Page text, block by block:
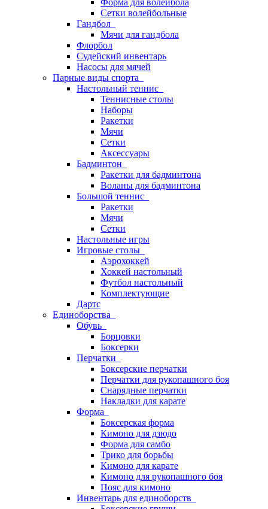
Форма для волейбола
Сетки волейбольные
Гандбол
Мячи для гандбола
Флорбол
Судейский инвентарь
Насосы для мячей
Парные виды спорта
Настольный теннис
Теннисные столы
Наборы
Ракетки
Мячи
Сетки
Аксессуары
Бадминтон
Ракетки для бадминтона
Воланы для бадминтона
Большой теннис
Ракетки
Мячи
Сетки
Настольные игры
Игровые столы
Аэрохоккей
Хоккей настольный
Футбол настольный
Комплектующие
Дартс
Единоборства
Обувь
Борцовки
Боксерки
Перчатки
Боксерские перчатки
Перчатки для рукопашного боя
Снарядные перчатки
Накладки для карате
Форма
Боксерская форма
Кимоно для дзюдо
Форма для самбо
Трико для борьбы
Кимоно для карате
Кимоно для рукопашного боя
Пояс для кимоно
Инвентарь для единоборств